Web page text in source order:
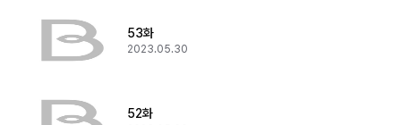
53화
2023.05.30
52화